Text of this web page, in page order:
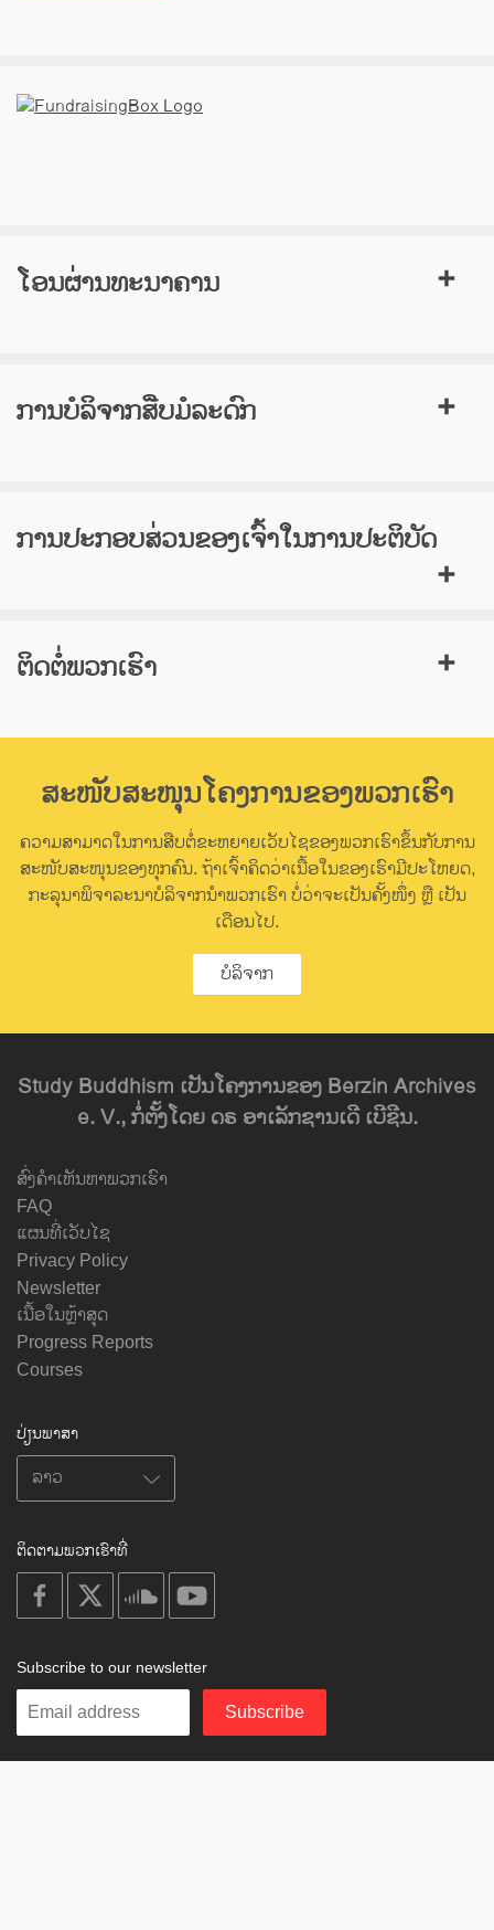
ໂອນຜ່ານທະນາຄານ
ການບໍລິຈາກສືບມໍລະດົກ
ການປະກອບສ່ວນຂອງເຈົ້າໃນການປະຕິບັດ
ຕິດຕໍ່ພວກເຮົາ
ສະໜັບສະໜຸນໂຄງການຂອງພວກເຮົາ
ຄວາມສາມາດໃນການສືບຕໍ່ຂະຫຍາຍເວັບໄຊຂອງພວກເຮົາຂຶ້ນກັບການ
ສະໜັບສະໜຸນຂອງທຸກຄົນ. ຖ້າເຈົ້າຄິດວ່າເນື້ອໃນຂອງເຮົາມີປະໂຫຍດ,
ກະລຸນາພິຈາລະນາບໍລິຈາກນຳພວກເຮົາ ບໍ່ວ່າຈະເປັນຄັ້ງໜຶ່ງ ຫຼື ເປັນ
ເດືອນໄປ.
ບໍລິຈາກ
Study Buddhism ເປັນໂຄງການຂອງ Berzin Archives
e. V., ກໍ່ຕັ້ງໂດຍ ດຣ ອາເລັກຊານເດີ ເບີຊີນ.
ສົ່ງຄຳເຫັນຫາພວກເຮົາ
FAQ
ແຜນທີ່ເວັບໄຊ
Privacy Policy
Newsletter
ເນື້ອໃນຫຼ້າສຸດ
Progress Reports
Courses
ປ່ຽນພາສາ
ຕິດຕາມພວກເຮົາທີ່
on
facebook
on
on
soundcloud
on
Subscribe to our newsletter
Enter
Subscribe